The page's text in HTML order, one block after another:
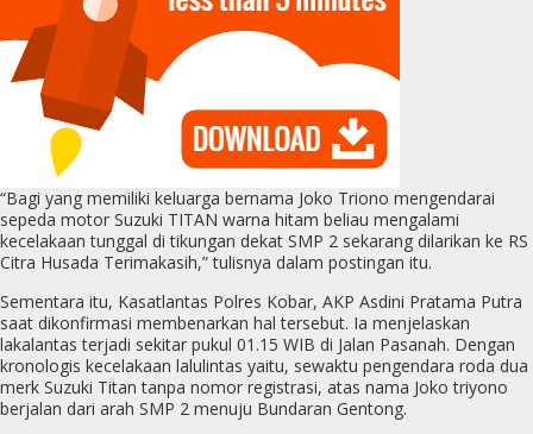
“Bagi yang memiliki keluarga bernama Joko Triono mengendarai
sepeda motor Suzuki TITAN warna hitam beliau mengalami
kecelakaan tunggal di tikungan dekat SMP 2 sekarang dilarikan ke RS
Citra Husada Terimakasih,” tulisnya dalam postingan itu.
Sementara itu, Kasatlantas Polres Kobar, AKP Asdini Pratama Putra
saat dikonfirmasi membenarkan hal tersebut. Ia menjelaskan
lakalantas terjadi sekitar pukul 01.15 WIB di Jalan Pasanah. Dengan
kronologis kecelakaan lalulintas yaitu, sewaktu pengendara roda dua
merk Suzuki Titan tanpa nomor registrasi, atas nama Joko triyono
berjalan dari arah SMP 2 menuju Bundaran Gentong.